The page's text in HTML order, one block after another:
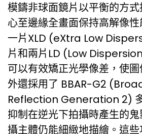
模鑄非球面鏡片以平衡的方
心至邊緣全畫面保持高解像
一片XLD (eXtra Low
片和兩片LD (Low
可以有效矯正光學像差，使
外還採用了 BBAR-G2
Reflection Generation 2)
抑制在逆光下拍攝時產生的
攝主體仍能細緻地描繪。這些